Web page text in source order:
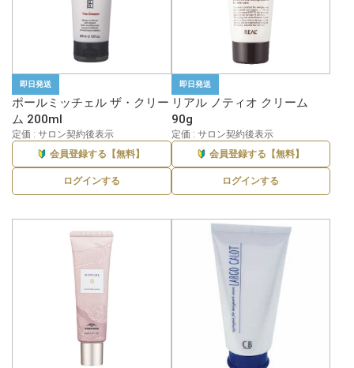
即日発送
ポールミッチェル ザ・クリー
ム 200ml
定価 : サロン契約後表示
会員登録する【無料】
ログインする
即日発送
リアル ノティオ クリーム
90g
定価 : サロン契約後表示
会員登録する【無料】
ログインする